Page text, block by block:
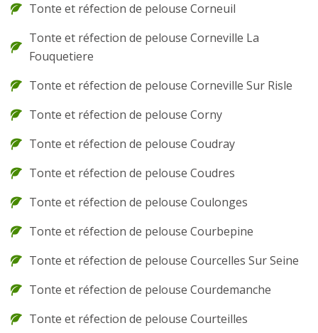
Tonte et réfection de pelouse Corneuil
Tonte et réfection de pelouse Corneville La
Fouquetiere
Tonte et réfection de pelouse Corneville Sur Risle
Tonte et réfection de pelouse Corny
Tonte et réfection de pelouse Coudray
Tonte et réfection de pelouse Coudres
Tonte et réfection de pelouse Coulonges
Tonte et réfection de pelouse Courbepine
Tonte et réfection de pelouse Courcelles Sur Seine
Tonte et réfection de pelouse Courdemanche
Tonte et réfection de pelouse Courteilles